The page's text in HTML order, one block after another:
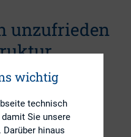
unzufrieden
wichtig
technisch
Sie unsere
hinaus